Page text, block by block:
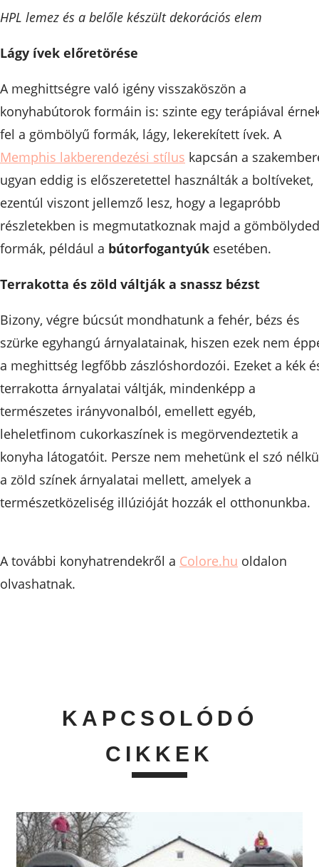
HPL lemez és a belőle készült dekorációs elem
Lágy ívek előretörése
A meghittségre való igény visszaköszön a
konyhabútorok formáin is: szinte egy terápiával
fel a gömbölyű formák, lágy, lekerekített ívek. A
Memphis lakberendezési stílus kapcsán a
ugyan eddig is előszeretettel használták a boltíveket,
ezentúl viszont jellemző lesz, hogy a legapróbb
részletekben is megmutatkoznak majd a gömbölyded
formák, például a bútorfogantyúk esetében.
Terrakotta és zöld váltják a snassz bézst
Bizony, végre búcsút mondhatunk a fehér, bézs és
szürke egyhangú árnyalatainak, hiszen ezek nem
a meghittség legfőbb zászlóshordozói. Ezeket a kék
terrakotta árnyalatai váltják, mindenképp a
természetes irányvonalból, emellett egyéb,
leheletfinom cukorkaszínek is megörvendeztetik a
konyha látogatóit. Persze nem mehetünk el szó
a zöld színek árnyalatai mellett, amelyek a
természetközeliség illúzióját hozzák el otthonunkba.
A további konyhatrendekről a Colore.hu oldalon
olvashatnak.
KAPCSOLÓDÓ
CIKKEK